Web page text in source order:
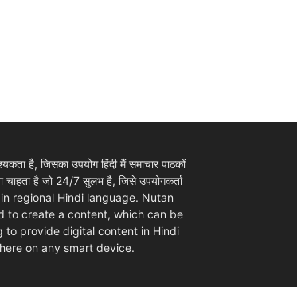
है, जिसका उपयोग हिंदी मैं समाचार पाठकों
चाहता है जो 24/7 सुलभ है, जिसे उपयोगकर्ता
in regional Hindi language. Nutan
to create a content, which can be
to provide digital content in Hindi
on any smart device.